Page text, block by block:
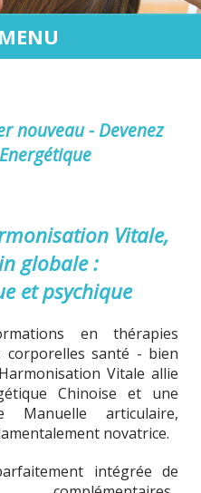
MENU
nouveau - Devenez
Vitale,
globale :
et psychique
en thérapies
santé - bien
Vitale allie
Chinoise et une
Manuelle articulaire,
novatrice.
intégrée de